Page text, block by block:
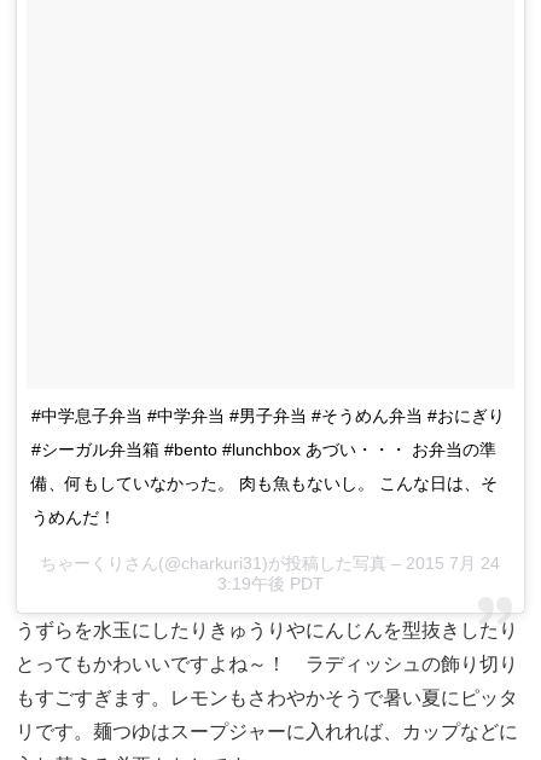
#中学息子弁当 #中学弁当 #男子弁当 #そうめん弁当 #おにぎり
#シーガル弁当箱 #bento #lunchbox あづい・・・ お弁当の準
備、何もしていなかった。 肉も魚もないし。 こんな日は、そ
うめんだ！
ちゃーくりさん(@charkuri31)が投稿した写真 – 2015 7月 24
3:19午後 PDT
うずらを水玉にしたりきゅうりやにんじんを型抜きしたり
とってもかわいいですよね～！ ラディッシュの飾り切り
もすごすぎます。レモンもさわやかそうで暑い夏にピッタ
リです。麺つゆはスープジャーに入れれば、カップなどに